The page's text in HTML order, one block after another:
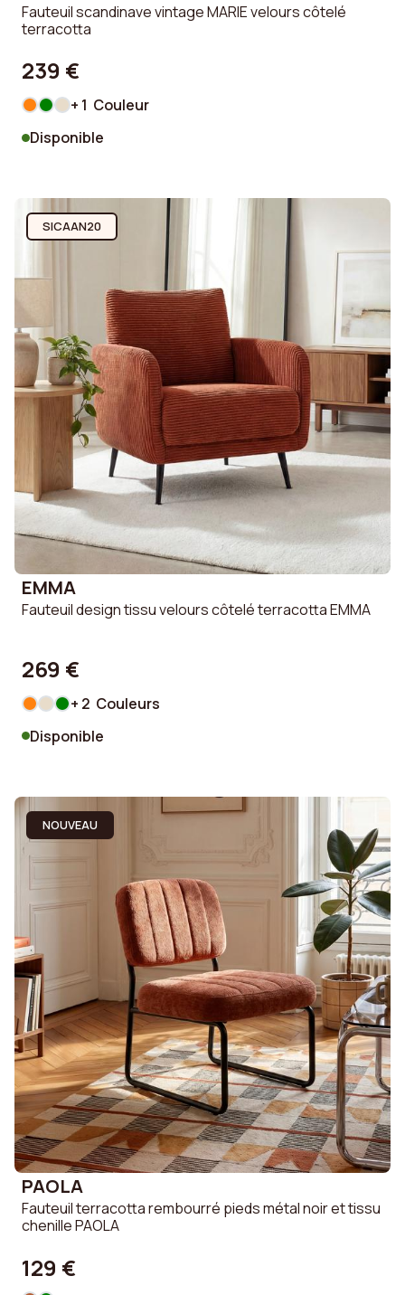
Fauteuil scandinave vintage MARIE velours côtelé
terracotta
239 €
+ 1 Couleur
Disponible
SICAAN20
EMMA
Fauteuil design tissu velours côtelé terracotta EMMA
269 €
+ 2 Couleurs
Disponible
NOUVEAU
PAOLA
Fauteuil terracotta rembourré pieds métal noir et tissu
chenille PAOLA
129 €